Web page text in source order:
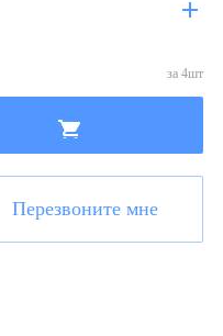
за 4шт
Перезвоните мне